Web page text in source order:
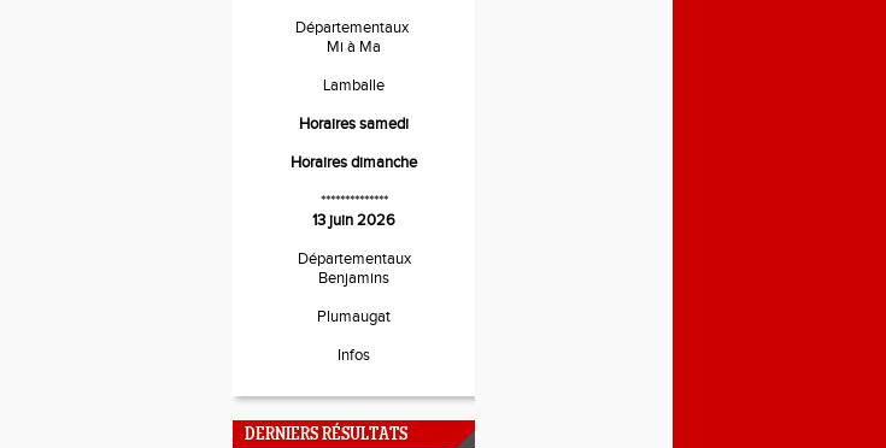
Départementaux
Mi à Ma
Lamballe
Horaires samedi
Horaires dimanche
**************
13 juin 2026
Départementaux
Benjamins
Plumaugat
Infos
DERNIERS RÉSULTATS